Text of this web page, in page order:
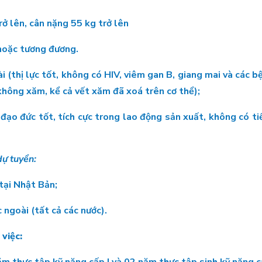
lên, cân nặng 55 kg trở lên
tương đương.
lực tốt, không có HIV, viêm gan B, giang mai và các
xăm, kể cả vết xăm đã xoá trên cơ thể);
đức tốt, tích cực trong lao động sản xuất, không có
tuyển:
Nhật Bản;
(tất cả các nước).